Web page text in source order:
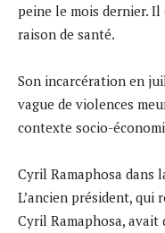
peine le mois dernier.
raison de santé.
Son incarcération en
vague de violences
contexte socio-
Cyril Ramaphosa dans
L’ancien président,
Cyril Ramaphosa,